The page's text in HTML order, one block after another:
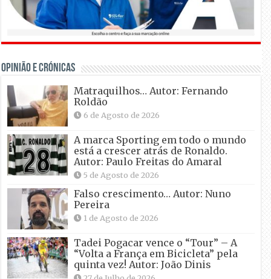
OPINIÃO E CRÓNICAS
Matraquilhos… Autor: Fernando
Roldão
6 de Agosto de 2026
A marca Sporting em todo o mundo
está a crescer atrás de Ronaldo.
Autor: Paulo Freitas do Amaral
5 de Agosto de 2026
Falso crescimento… Autor: Nuno
Pereira
1 de Agosto de 2026
Tadei Pogacar vence o “Tour” – A
“Volta a França em Bicicleta” pela
quinta vez! Autor: João Dinis